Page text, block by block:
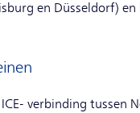
en Düsseldorf) en
verbinding tussen